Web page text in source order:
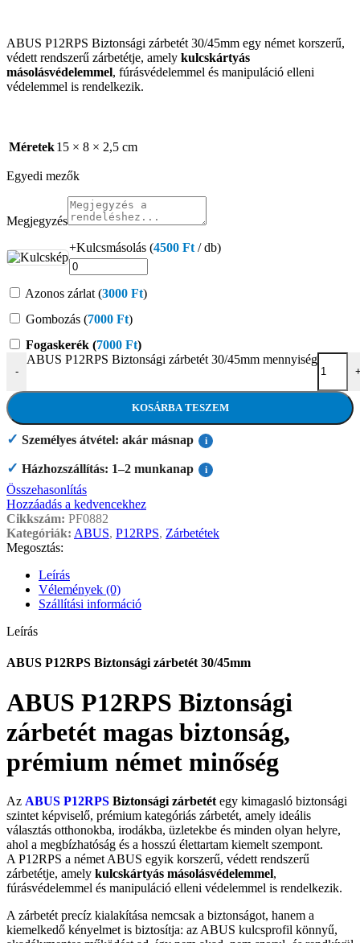
ABUS P12RPS Biztonsági zárbetét 30/45mm egy német korszerű,
védett rendszerű zárbetétje, amely kulcskártyás
másolásvédelemmel, fúrásvédelemmel és manipuláció elleni
védelemmel is rendelkezik.
Méretek15 × 8 × 2,5 cm
Egyedi mezők
Megjegyzés
+Kulcsmásolás (4500 Ft / db)
Azonos zárlat (3000 Ft)
Gombozás (7000 Ft)
Fogaskerék (7000 Ft)
-
ABUS P12RPS Biztonsági zárbetét 30/45mm mennyiség
KOSÁRBA TESZEM
✓ Személyes átvétel: akár másnap i
✓ Házhozszállítás: 1–2 munkanap i
Összehasonlítás
Hozzáadás a kedvencekhez
Cikkszám: PF0882
Kategóriák: ABUS, P12RPS, Zárbetétek
Megosztás:
Leírás
Vélemények (0)
Szállítási információ
Leírás
ABUS P12RPS Biztonsági zárbetét 30/45mm
ABUS P12RPS Biztonsági
zárbetét magas biztonság,
prémium német minőség
Az ABUS P12RPS Biztonsági zárbetét egy kimagasló biztonsági
szintet képviselő, prémium kategóriás zárbetét, amely ideális
választás otthonokba, irodákba, üzletekbe és minden olyan helyre,
ahol a megbízhatóság és a hosszú élettartam kiemelt szempont.
A P12RPS a német ABUS egyik korszerű, védett rendszerű
zárbetétje, amely kulcskártyás másolásvédelemmel,
fúrásvédelemmel és manipuláció elleni védelemmel is rendelkezik.
A zárbetét precíz kialakítása nemcsak a biztonságot, hanem a
kiemelkedő kényelmet is biztosítja: az ABUS kulcsprofil könnyű,